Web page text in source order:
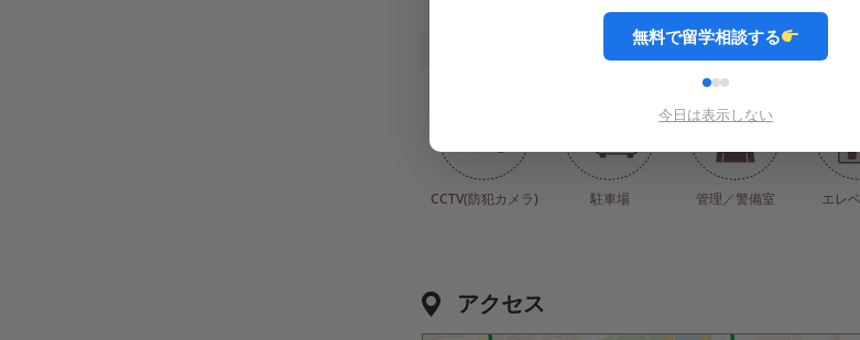
CCTV(防犯カメラ) 駐車場 管理／警備室 エレ
アクセス
無料で留学相談する
今日は表示しない